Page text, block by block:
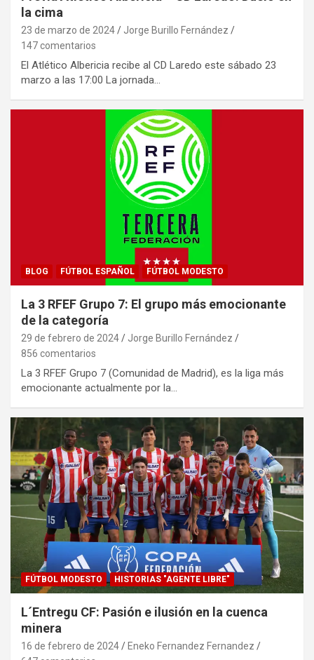
la cima
23 de marzo de 2024
Jorge Burillo Fernández
147 comentarios
El Atlético Albericia recibe al CD Laredo este sábado 23
marzo a las 17:00 La jornada…
BLOG FÚTBOL ESPAÑOL FÚTBOL MODESTO
La 3 RFEF Grupo 7: El grupo más emocionante
de la categoría
29 de febrero de 2024
Jorge Burillo Fernández
856 comentarios
La 3 RFEF Grupo 7 (Comunidad de Madrid), es la liga más
emocionante actualmente por la…
FÚTBOL MODESTO HISTORIAS "AGENTE LIBRE"
L´Entregu CF: Pasión e ilusión en la cuenca
minera
16 de febrero de 2024
Eneko Fernandez Fernandez